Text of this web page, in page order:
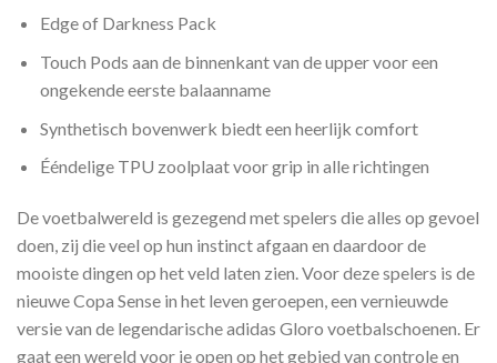
Edge of Darkness Pack
Touch Pods aan de binnenkant van de upper voor een
ongekende eerste balaanname
Synthetisch bovenwerk biedt een heerlijk comfort
Ééndelige TPU zoolplaat voor grip in alle richtingen
De voetbalwereld is gezegend met spelers die alles op gevoel
doen, zij die veel op hun instinct afgaan en daardoor de
mooiste dingen op het veld laten zien. Voor deze spelers is de
nieuwe Copa Sense in het leven geroepen, een vernieuwde
versie van de legendarische adidas Gloro voetbalschoenen. Er
gaat een wereld voor je open op het gebied van controle en